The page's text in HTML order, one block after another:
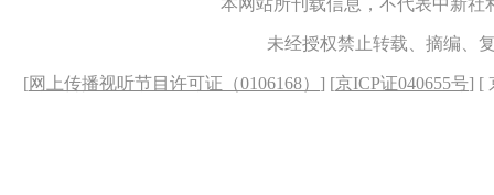
未经授权禁止转载、摘编、
[网上传播视听节目许可证（0106168） ] [京ICP证040655号] [